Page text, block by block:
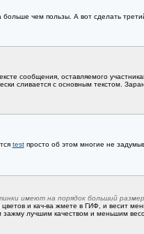
больше чем пользы. А вот сделать
сообщения, оставляемого
сливается с основным текстом.
testпросто об этом многие не
имеют на порядок больший размер.
и кач-ва жмете в ГИФ, и весит
лучшим качеством и меньшим